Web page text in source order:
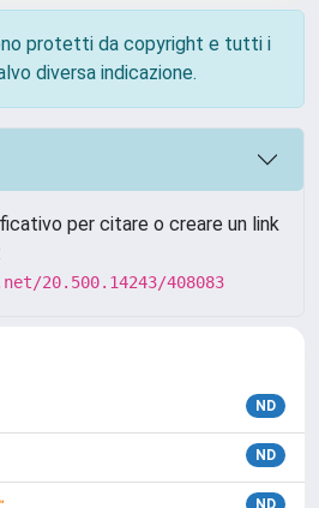
protetti da copyright e tutti i
diversa indicazione.
per citare o creare un link
20.500.14243/408083
ND
ND
ND